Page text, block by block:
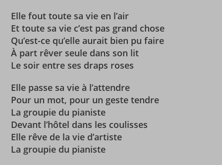
Elle fout toute sa vie en l’air
Et toute sa vie c’est pas grand chose
Qu’est-ce qu’elle aurait bien pu faire
À part rêver seule dans son lit
Le soir entre ses draps roses
Elle passe sa vie à l’attendre
Pour un mot, pour un geste tendre
La groupie du pianiste
Devant l’hôtel dans les coulisses
Elle rêve de la vie d’artiste
La groupie du pianiste